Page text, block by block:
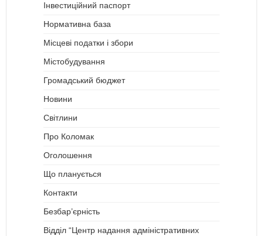
Інвестиційний паспорт
Нормативна база
Місцеві податки і збори
Містобудування
Громадський бюджет
Новини
Світлини
Про Коломак
Оголошення
Що планується
Контакти
Безбар’єрність
Відділ “Центр надання адміністративних